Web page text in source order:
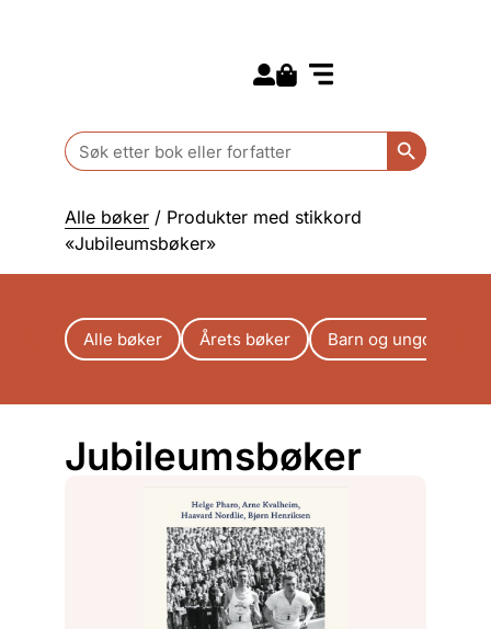
Search
for:
Search
Alle bøker / Produkter med stikkord
«Jubileumsbøker»
Alle bøker Årets bøker Barn og ungdom
Jubileumsbøker